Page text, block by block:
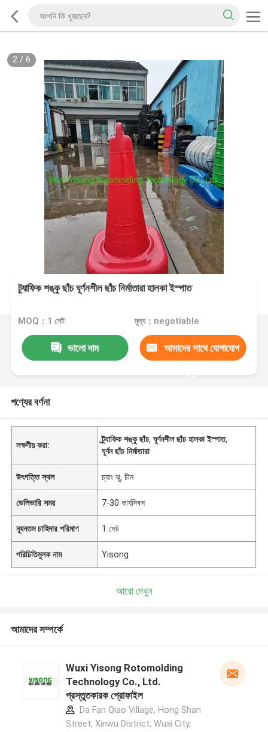
2/ 6
ট্র্যাফিক শঙ্কু ছাঁচ ঘূর্ণনশীল ছাঁচ নির্মাতারা হালকা ইস্পাত
MOQ：1 সেট মূল্য：negotiable
ভালো দাম আমাদের সাথে যোগাযোগ
করুন
পণ্যের বর্ণনা
লক্ষণীয় করা:
ট্র্যাফিক শঙ্কু ছাঁচ,ঘূর্ণনশীল ছাঁচ হালকা ইস্পাত,
ঘূর্ণন ছাঁচ নির্মাতারা
উৎপত্তি স্থল চ্যাং ঝু, চীন
ডেলিভারি সময় 7-30 কার্যদিবস
ন্যূনতম চাহিদার পরিমাণ 1 সেট
পরিচিতিমুলক নাম Yisong
আরো দেখুন
আমাদের সম্পর্কে
Wuxi Yisong Rotomolding
Technology Co., Ltd.
প্রস্তুতকারক প্রোফাইল
Da Fan Qiao Village, Hong Shan
Street, Xinwu District, Wuxi City,